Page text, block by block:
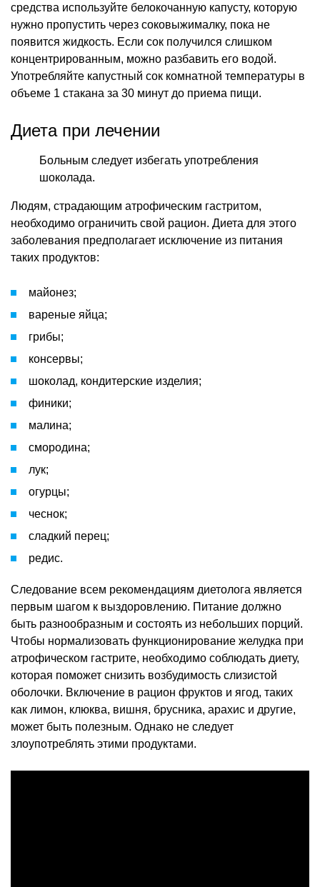
средства используйте белокочанную капусту, которую
нужно пропустить через соковыжималку, пока не
появится жидкость. Если сок получился слишком
концентрированным, можно разбавить его водой.
Употребляйте капустный сок комнатной температуры в
объеме 1 стакана за 30 минут до приема пищи.
Диета при лечении
Больным следует избегать употребления
шоколада.
Людям, страдающим атрофическим гастритом,
необходимо ограничить свой рацион. Диета для этого
заболевания предполагает исключение из питания
таких продуктов:
майонез;
вареные яйца;
грибы;
консервы;
шоколад, кондитерские изделия;
финики;
малина;
смородина;
лук;
огурцы;
чеснок;
сладкий перец;
редис.
Следование всем рекомендациям диетолога является
первым шагом к выздоровлению. Питание должно
быть разнообразным и состоять из небольших порций.
Чтобы нормализовать функционирование желудка при
атрофическом гастрите, необходимо соблюдать диету,
которая поможет снизить возбудимость слизистой
оболочки. Включение в рацион фруктов и ягод, таких
как лимон, клюква, вишня, брусника, арахис и другие,
может быть полезным. Однако не следует
злоупотреблять этими продуктами.